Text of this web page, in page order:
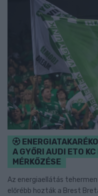
A GYŐRI AUDI ETO
MÉRKŐZÉSE
Az energiaellátás
előrébb hozták a Brest